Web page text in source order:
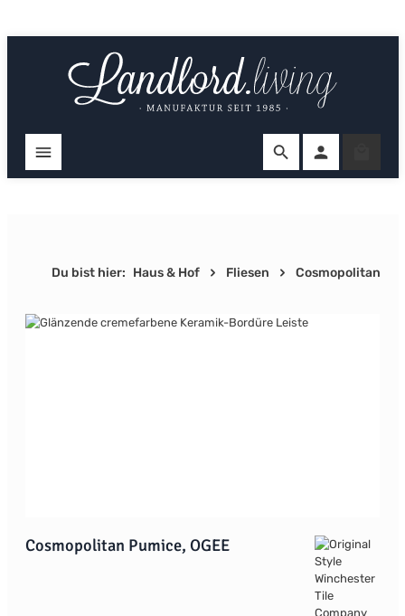
Du bist hier: Haus & Hof Fliesen Cosmopolitan
Bildergalerie überspringen
Cosmopolitan Pumice, OGEE